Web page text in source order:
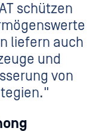
schützen
liefern auch
und
von